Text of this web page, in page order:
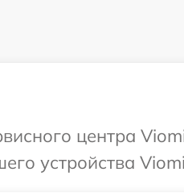
центра
устройства